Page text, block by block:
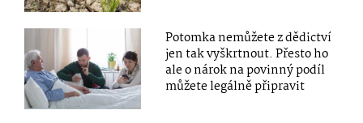
Potomka nemůžete z dědictví
jen tak vyškrtnout. Přesto ho
ale o nárok na povinný podíl
můžete legálně připravit